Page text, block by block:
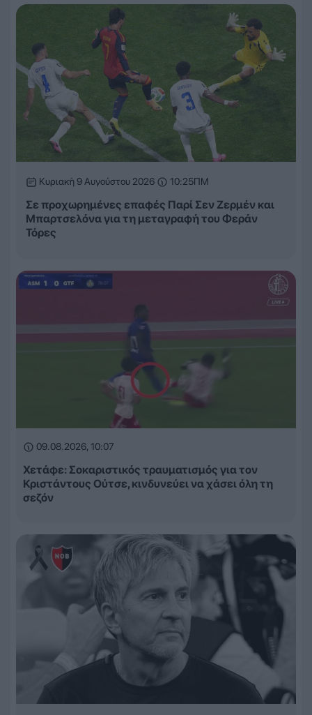
Κυριακή 9 Αυγούστου 2026 10:25ΠΜ
Σε προχωρημένες επαφές Παρί Σεν Ζερμέν και
Μπαρτσελόνα για τη μεταγραφή του Φεράν
Τόρες
09.08.2026, 10:07
Χετάφε: Σοκαριστικός τραυματισμός για τον
Κριστάντους Ούτσε, κινδυνεύει να χάσει όλη τη
σεζόν